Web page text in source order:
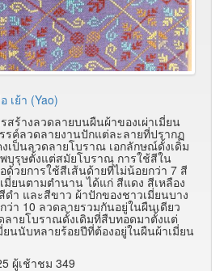
เย้า (Yao)
ร้างลวดลายบนผืนผ้าของเผ่าเมี่ยน
รค์ลวดลายงานปักแต่ละลายที่ปรากฏ
เป็นลวดลายโบราณ เอกลักษณ์ดั้งเดิม
บุรุษตั้งแต่สมัยโบราณ การใช้สีใน
ด้วยการใช้สีเส้นด้ายที่ไม่น้อยกว่า 7 สี
ยนตามตำนาน ได้แก่ สีแดง สีเหลือง
ดำ และสีขาว ผ้าปักของชาวเมี่ยนบาง
า 10 ลวดลายรวมกันอยู่ในผืนเดียว
ลายโบราณดั้งเดิมที่สืบทอดมาตั้งแต่
นนับหลายร้อยปีที่ต้องอยู่ในผืนผ้าเมี่ยน
ผู้เช้าชม 349